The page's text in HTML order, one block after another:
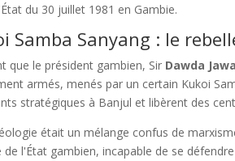
du 30 juillet 1981 en Gambie.
Samba Sanyang : le
que le président gambien, Sir Dawda
armés, menés par un certain Kukoi
stratégiques à Banjul et libèrent des
était un mélange confus de
de l'État gambien, incapable de se